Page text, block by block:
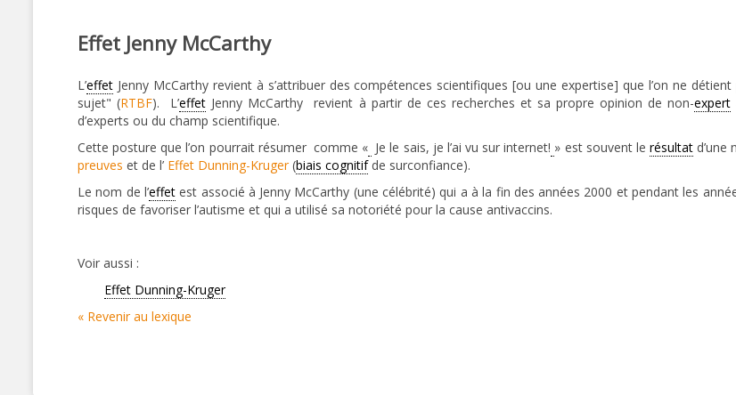
Effet Jenny McCarthy
L’effet Jenny McCarthy revient à s’attribuer des compétences scientifiques [ou une expertise] que l’on ne
sujet" (RTBF). L’effet Jenny McCarthy revient à partir de ces recherches et sa propre opinion de non-expert
d’experts ou du champ scientifique.
Cette posture que l’on pourrait résumer comme « Je le sais, je l’ai vu sur internet! » est souvent le résultatd’une
preuves et de l’ Effet Dunning-Kruger(biais cognitifde surconfiance).
Le nom de l’effetest associé à Jenny McCarthy (une célébrité) qui a à la fin des années 2000 et pendant les
risques de favoriser l’autisme et qui a utilisé sa notoriété pour la cause antivaccins.
Voir aussi :
Effet Dunning-Kruger
« Revenir au lexique